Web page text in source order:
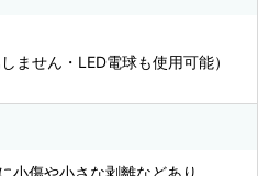
ません・LED電球も使用可能）